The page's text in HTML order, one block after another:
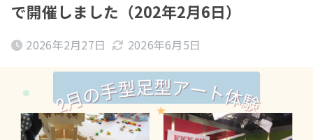
で開催しました（202年2月6日）
2026年2月27日 2026年6月5日